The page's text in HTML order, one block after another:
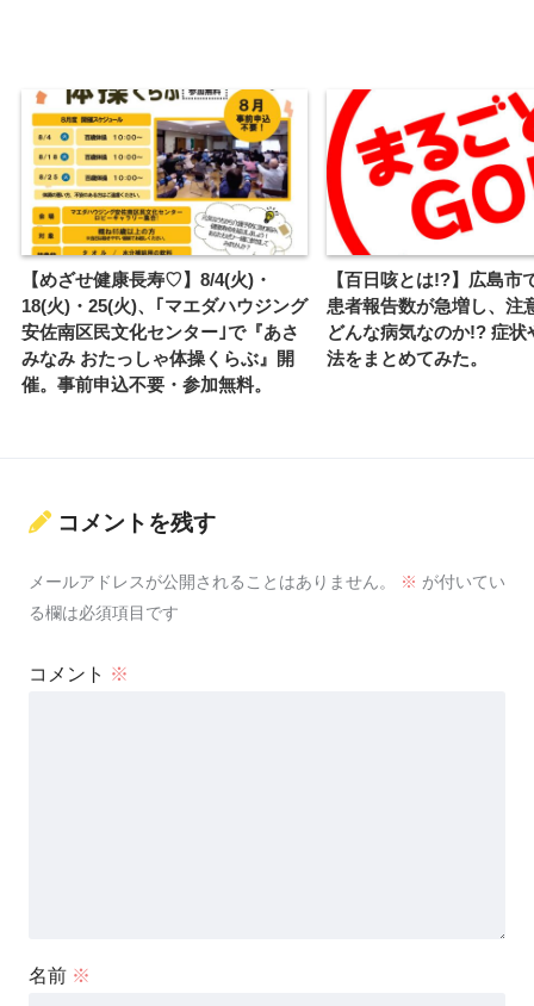
【めざせ健康長寿♡】8/4(火)・
18(火)・25(火)、｢マエダハウジング
安佐南区民文化センター｣で『あさ
みなみ おたっしゃ体操くらぶ』開
催。事前申込不要・参加無料。
【百日咳とは!?】広島市
患者報告数が急増し、注
どんな病気なのか!? 症状
法をまとめてみた。
コメントを残す
メールアドレスが公開されることはありません。 ※ が付いてい
る欄は必須項目です
コメント ※
名前 ※